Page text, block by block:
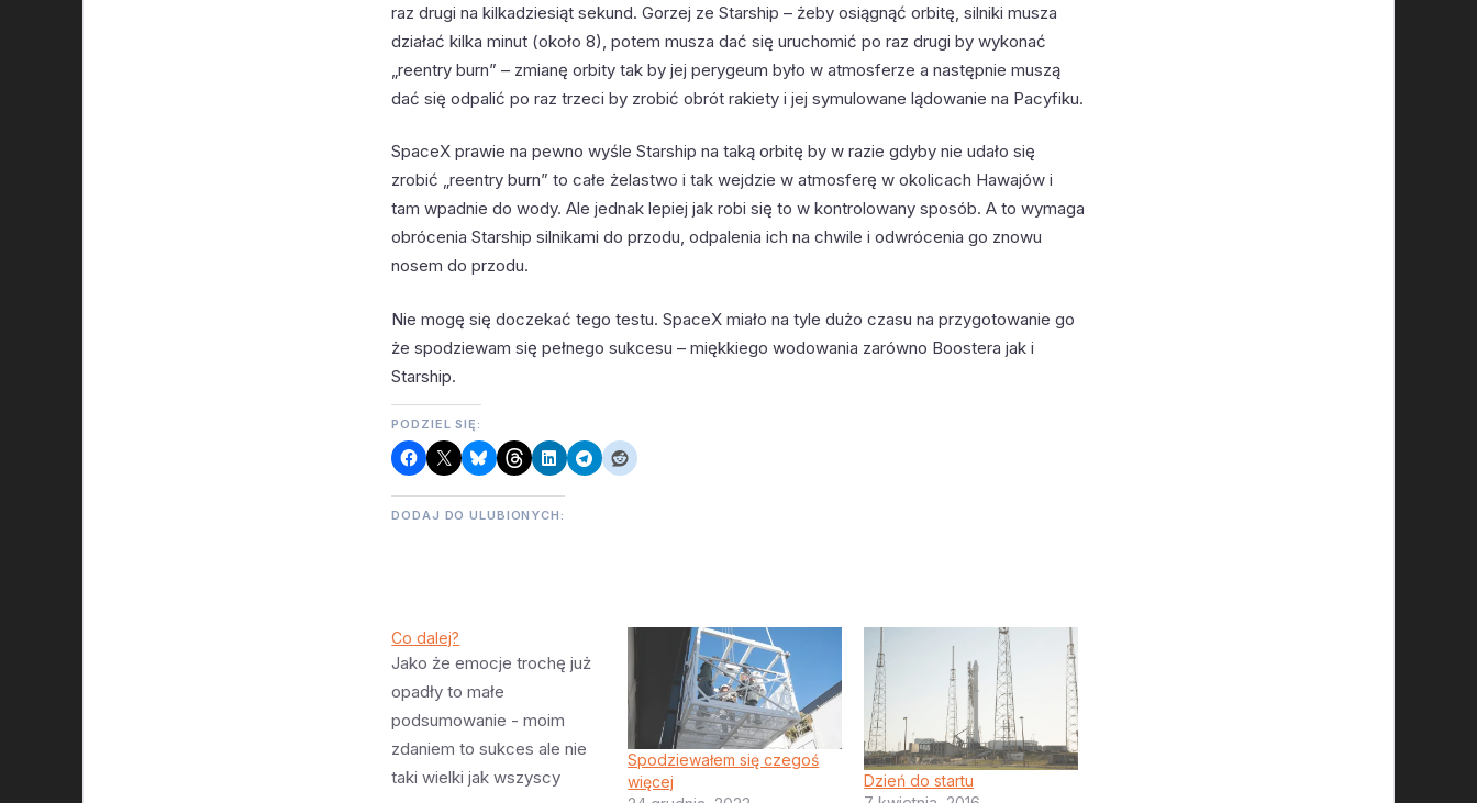
raz drugi na kilkadziesiąt sekund. Gorzej ze Starship – żeby osiągnąć orbitę, silniki musza
działać kilka minut (około 8), potem musza dać się uruchomić po raz drugi by wykonać
„reentry burn” – zmianę orbity tak by jej perygeum było w atmosferze a następnie muszą
dać się odpalić po raz trzeci by zrobić obrót rakiety i jej symulowane lądowanie na Pacyfiku.
SpaceX prawie na pewno wyśle Starship na taką orbitę by w razie gdyby nie udało się
zrobić „reentry burn” to całe żelastwo i tak wejdzie w atmosferę w okolicach Hawajów i
tam wpadnie do wody. Ale jednak lepiej jak robi się to w kontrolowany sposób. A to wymaga
obrócenia Starship silnikami do przodu, odpalenia ich na chwile i odwrócenia go znowu
nosem do przodu.
Nie mogę się doczekać tego testu. SpaceX miało na tyle dużo czasu na przygotowanie go
że spodziewam się pełnego sukcesu – miękkiego wodowania zarówno Boostera jak i
Starship.
PODZIEL SIĘ:
DODAJ DO ULUBIONYCH:
Co dalej?
Jako że emocje trochę już
opadły to małe
podsumowanie - moim
zdaniem to sukces ale nie
taki wielki jak wszyscy
Spodziewałem się czegoś
więcej
Dzień do startu